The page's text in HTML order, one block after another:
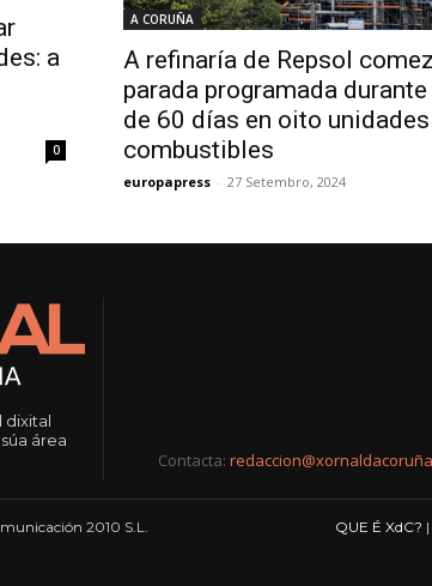
a
0
A CORUÑA
A refinaría de Repsol
parada programada
de 60 días en oito
combustibles
europapress - 27 Setembro, 2024
dixital
área
Contacta:
2010 S.L. QUE É XdC? |